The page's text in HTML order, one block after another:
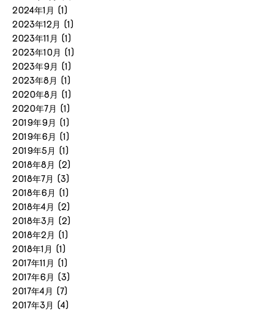
2024年1月 (1)
2023年12月 (1)
2023年11月 (1)
2023年10月 (1)
2023年9月 (1)
2023年8月 (1)
2020年8月 (1)
2020年7月 (1)
2019年9月 (1)
2019年6月 (1)
2019年5月 (1)
2018年8月 (2)
2018年7月 (3)
2018年6月 (1)
2018年4月 (2)
2018年3月 (2)
2018年2月 (1)
2018年1月 (1)
2017年11月 (1)
2017年6月 (3)
2017年4月 (7)
2017年3月 (4)